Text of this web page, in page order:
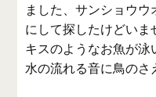
ました、サンショウ
にして探したけどいま
キスのようなお魚が泳
水の流れる音に鳥のさ